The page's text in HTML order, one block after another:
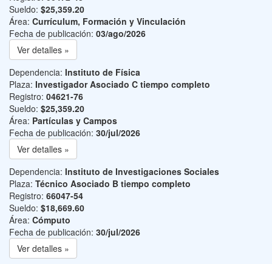
Sueldo: $25,359.20
Área: Currículum, Formación y Vinculación
Fecha de publicación: 03/ago/2026
Ver detalles »
Dependencia: Instituto de Física
Plaza: Investigador Asociado C tiempo completo
Registro: 04621-76
Sueldo: $25,359.20
Área: Partículas y Campos
Fecha de publicación: 30/jul/2026
Ver detalles »
Dependencia: Instituto de Investigaciones Sociales
Plaza: Técnico Asociado B tiempo completo
Registro: 66047-54
Sueldo: $18,669.60
Área: Cómputo
Fecha de publicación: 30/jul/2026
Ver detalles »